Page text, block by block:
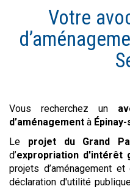
Votre
Vous recherchez un
d’aménagement à
Le projet du Grand
d’expropriation d'intérêt
projets d’aménagement et
déclaration d'utilité